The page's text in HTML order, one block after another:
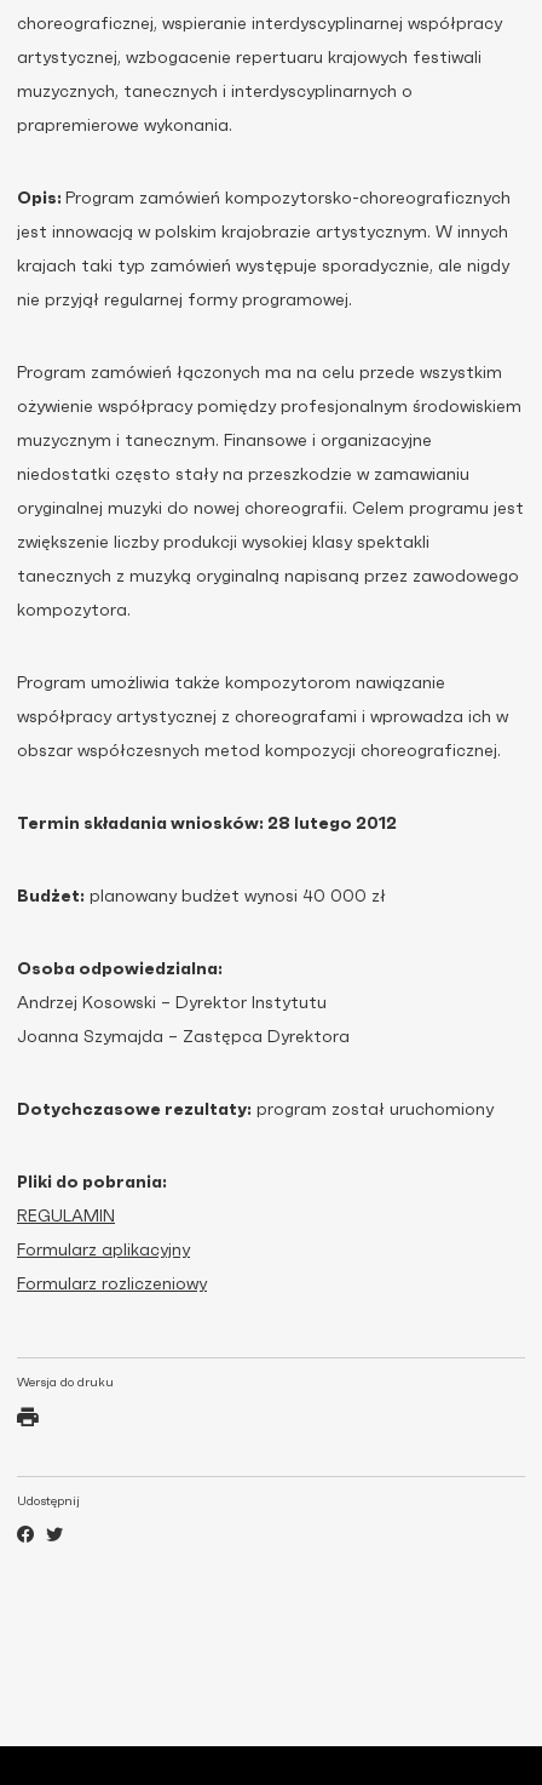
Wersja do druku
Udostępnij
choreograficznej, wspieranie interdyscyplinarnej współpracy
artystycznej, wzbogacenie repertuaru krajowych festiwali
muzycznych, tanecznych i interdyscyplinarnych o
prapremierowe wykonania.
Opis: Program zamówień kompozytorsko-choreograficznych
jest innowacją w polskim krajobrazie artystycznym. W innych
krajach taki typ zamówień występuje sporadycznie, ale nigdy
nie przyjął regularnej formy programowej.
Program zamówień łączonych ma na celu przede wszystkim
ożywienie współpracy pomiędzy profesjonalnym środowiskiem
muzycznym i tanecznym. Finansowe i organizacyjne
niedostatki często stały na przeszkodzie w zamawianiu
oryginalnej muzyki do nowej choreografii. Celem programu jest
zwiększenie liczby produkcji wysokiej klasy spektakli
tanecznych z muzyką oryginalną napisaną przez zawodowego
kompozytora.
Program umożliwia także kompozytorom nawiązanie
współpracy artystycznej z choreografami i wprowadza ich w
obszar współczesnych metod kompozycji choreograficznej.
Termin składania wniosków: 28 lutego 2012
Budżet: planowany budżet wynosi 40 000 zł
Osoba odpowiedzialna:
Andrzej Kosowski – Dyrektor Instytutu
Joanna Szymajda – Zastępca Dyrektora
Dotychczasowe rezultaty: program został uruchomiony
Pliki do pobrania:
REGULAMIN
Formularz aplikacyjny
Formularz rozliczeniowy